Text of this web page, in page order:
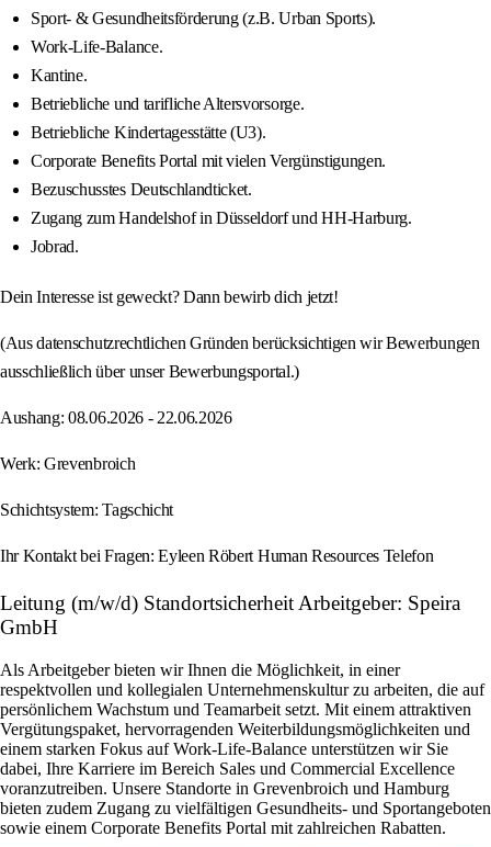
Sport- & Gesundheitsförderung (z.B. Urban Sports).
Work-Life-Balance.
Kantine.
Betriebliche und tarifliche Altersvorsorge.
Betriebliche Kindertagesstätte (U3).
Corporate Benefits Portal mit vielen Vergünstigungen.
Bezuschusstes Deutschlandticket.
Zugang zum Handelshof in Düsseldorf und HH-Harburg.
Jobrad.
Dein Interesse ist geweckt? Dann bewirb dich jetzt!
(Aus datenschutzrechtlichen Gründen berücksichtigen wir Bewerbungen
ausschließlich über unser Bewerbungsportal.)
Aushang: 08.06.2026 - 22.06.2026
Werk: Grevenbroich
Schichtsystem: Tagschicht
Ihr Kontakt bei Fragen: Eyleen Röbert Human Resources Telefon
Leitung (m/w/d) Standortsicherheit Arbeitgeber: Speira
GmbH
Als Arbeitgeber bieten wir Ihnen die Möglichkeit, in einer
respektvollen und kollegialen Unternehmenskultur zu arbeiten, die auf
persönlichem Wachstum und Teamarbeit setzt. Mit einem attraktiven
Vergütungspaket, hervorragenden Weiterbildungsmöglichkeiten und
einem starken Fokus auf Work-Life-Balance unterstützen wir Sie
dabei, Ihre Karriere im Bereich Sales und Commercial Excellence
voranzutreiben. Unsere Standorte in Grevenbroich und Hamburg
bieten zudem Zugang zu vielfältigen Gesundheits- und Sportangeboten
sowie einem Corporate Benefits Portal mit zahlreichen Rabatten.